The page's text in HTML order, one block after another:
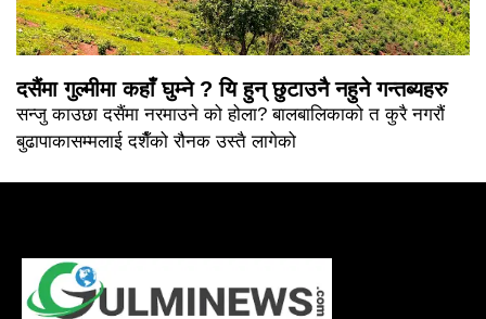
दसैंमा गुल्मीमा कहाँ घुम्ने ? यि हुन् छुटाउनै नहुने गन्तब्यहरु
सन्जु काउछा दसैंमा नरमाउने को होला? बालबालिकाको त कुरै नगरौं
बुढापाकासम्मलाई दशैँको रौनक उस्तै लागेको